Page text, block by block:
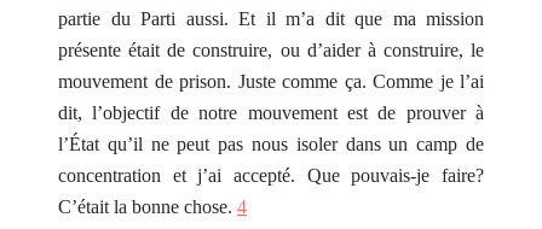
partie du Parti aussi. Et il m’a dit que ma mission
présente était de construire, ou d’aider à construire, le
mouvement de prison. Juste comme ça. Comme je l’ai
dit, l’objectif de notre mouvement est de prouver à
l’État qu’il ne peut pas nous isoler dans un camp de
concentration et j’ai accepté. Que pouvais-je faire?
C’était la bonne chose. 4